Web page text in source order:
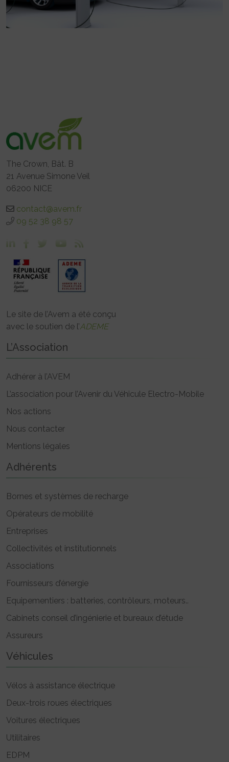
The Crown, Bât. B
21 Avenue Simone Veil
06200 NICE
contact@avem.fr
09 52 38 98 57
Le site de l’Avem a été conçu
avec le soutien de l’ADEME
L’Association
Adhérer à l’AVEM
L’association pour l’Avenir du Véhicule Electro-Mobile
Nos actions
Nous contacter
Mentions légales
Adhérents
Bornes et systèmes de recharge
Opérateurs de mobilité
Entreprises
Collectivités et institutionnels
Associations
Fournisseurs d’énergie
Equipementiers : batteries, contrôleurs, moteurs..
Cabinets conseil d’ingénierie et bureaux d’étude
Assureurs
Véhicules
Vélos à assistance électrique
Deux-trois roues électriques
Voitures électriques
Utilitaires
EDPM